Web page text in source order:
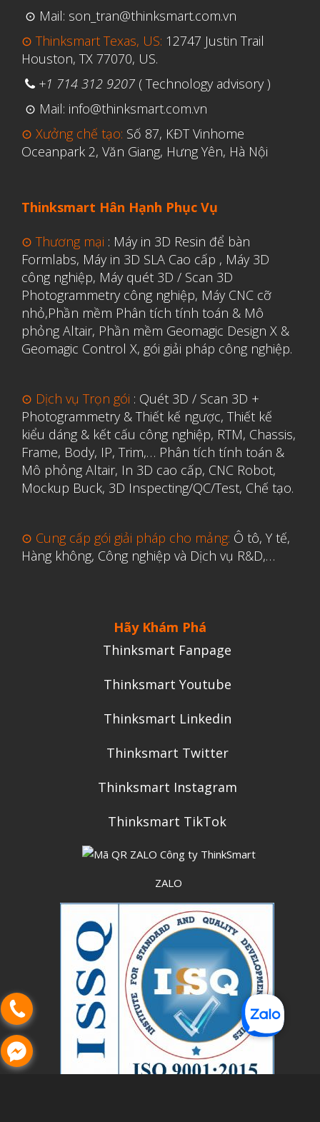
Giải pháp ô tô
in 3d cao cấp
Mô phỏng
Triển khai
Ứng dụng
Vật liệu
⊙ Mail: son_tran@thinksmart.com.vn
⊙ Thinksmart Texas, US: 12747 Justin Trail
Houston, TX 77070, US.
+1 714 312 9207 ( Technology advisory )
⊙ Mail: info@thinksmart.com.vn
⊙ Xưởng chế tạo: Số 87, KĐT Vinhome
Oceanpark 2, Văn Giang, Hưng Yên, Hà Nội
Thinksmart Hân Hạnh Phục Vụ
⊙ Thương mại : Máy in 3D Resin để bàn
Formlabs, Máy in 3D SLA Cao cấp , Máy 3D
công nghiệp, Máy quét 3D / Scan 3D
Photogrammetry công nghiệp, Máy CNC cỡ
nhỏ,Phần mềm Phân tích tính toán & Mô
phỏng Altair, Phần mềm Geomagic Design X &
Geomagic Control X, gói giải pháp công nghiệp.
⊙ Dịch vụ Trọn gói : Quét 3D / Scan 3D +
Photogrammetry & Thiết kế ngược, Thiết kế
kiểu dáng & kết cấu công nghiệp, RTM, Chassis,
Frame, Body, IP, Trim,… Phân tích tính toán &
Mô phỏng Altair, In 3D cao cấp, CNC Robot,
Mockup Buck, 3D Inspecting/QC/Test, Chế tạo.
⊙ Cung cấp gói giải pháp cho mảng: Ô tô, Y tế,
Hàng không, Công nghiệp và Dịch vụ R&D,…
Hãy Khám Phá
Thinksmart Fanpage
Thinksmart Youtube
Thinksmart Linkedin
Thinksmart Twitter
Thinksmart Instagram
Thinksmart TikTok
ZALO